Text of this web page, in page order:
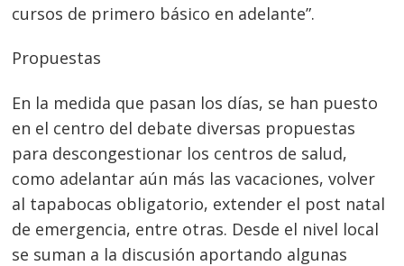
cursos de primero básico en adelante”.
Propuestas
En la medida que pasan los días, se han puesto
en el centro del debate diversas propuestas
para descongestionar los centros de salud,
como adelantar aún más las vacaciones, volver
al tapabocas obligatorio, extender el post natal
de emergencia, entre otras. Desde el nivel local
se suman a la discusión aportando algunas